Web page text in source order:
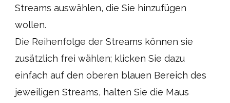
Streams auswählen, die Sie hinzufügen
wollen.
Die Reihenfolge der Streams können sie
zusätzlich frei wählen; klicken Sie dazu
einfach auf den oberen blauen Bereich des
jeweiligen Streams, halten Sie die Maus